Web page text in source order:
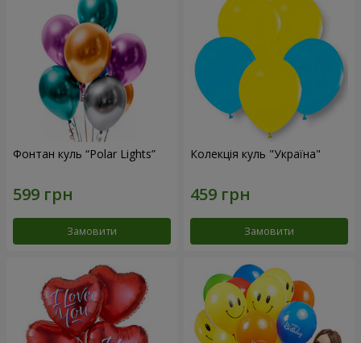
Фонтан куль “Polar Lights”
Замовити
Колекція куль "Україна"
Замовити